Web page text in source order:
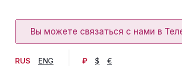
Вы можете связаться с нами в
RUS ENG ₽ $ €